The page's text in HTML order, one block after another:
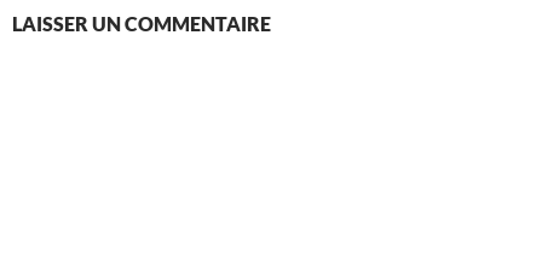
LAISSER UN COMMENTAIRE